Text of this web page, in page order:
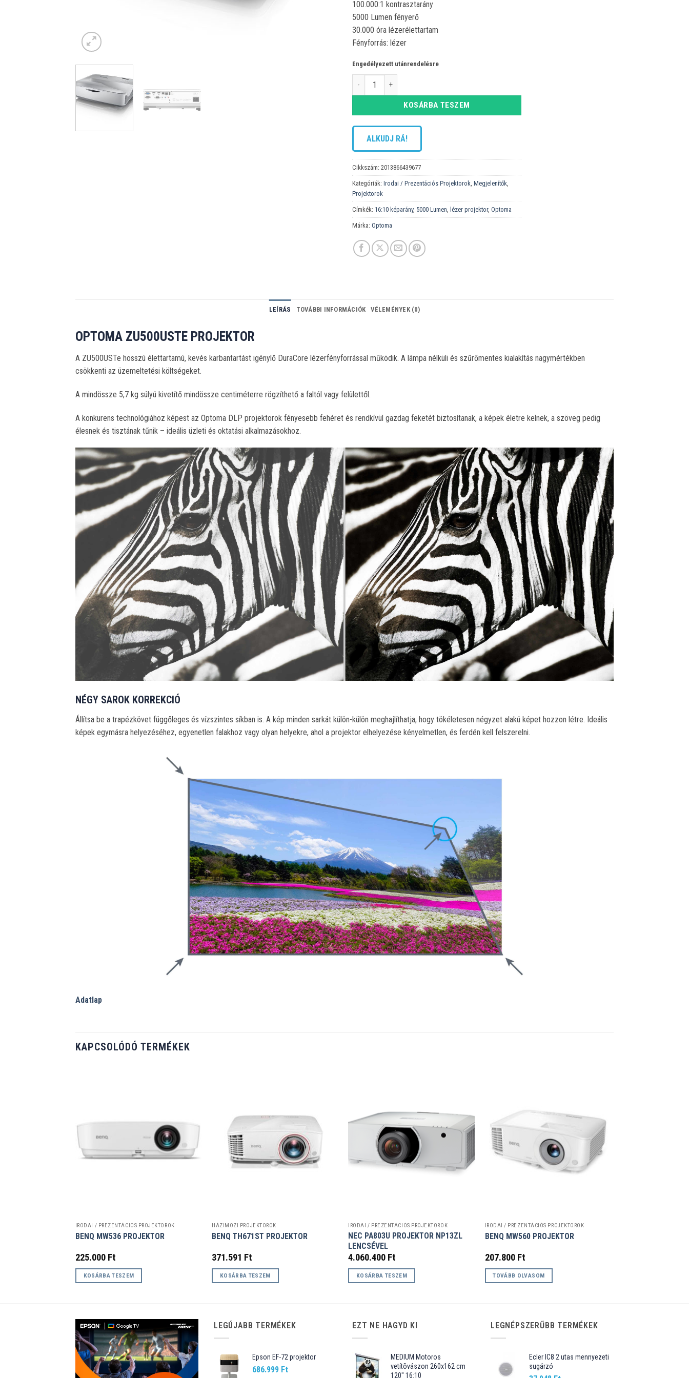
100.000:1 kontrasztarány
5000 Lumen fényerő
30.000 óra lézerélettartam
Fényforrás: lézer
Engedélyezett utánrendelésre
Optoma ZU500USTe projektor mennyiség
KOSÁRBA TESZEM
ALKUDJ RÁ!
Cikkszám: 2013866439677
Kategóriák: Irodai / Prezentációs Projektorok, Megjelenítők,
Projektorok
Címkék: 16:10 képarány, 5000 Lumen, lézer projektor, Optoma
Márka: Optoma
LEÍRÁS TOVÁBBI INFORMÁCIÓK VÉLEMÉNYEK (0)
OPTOMA ZU500USTE PROJEKTOR
A ZU500USTe hosszú élettartamú, kevés karbantartást igénylő DuraCore lézerfényforrással működik. A lámpa nélküli és szűrőmentes kialakítás nagymértékben
csökkenti az üzemeltetési költségeket.
A mindössze 5,7 kg súlyú kivetítő mindössze centiméterre rögzíthető a faltól vagy felülettől.
A konkurens technológiához képest az Optoma DLP projektorok fényesebb fehéret és rendkívül gazdag feketét biztosítanak, a képek életre kelnek, a szöveg pedig
élesnek és tisztának tűnik – ideális üzleti és oktatási alkalmazásokhoz.
NÉGY SAROK KORREKCIÓ
Állítsa be a trapézkövet függőleges és vízszintes síkban is. A kép minden sarkát külön-külön meghajlíthatja, hogy tökéletesen négyzet alakú képet hozzon létre. Ideális
képek egymásra helyezéséhez, egyenetlen falakhoz vagy olyan helyekre, ahol a projektor elhelyezése kényelmetlen, és ferdén kell felszerelni.
Adatlap
KAPCSOLÓDÓ TERMÉKEK
IRODAI / PREZENTÁCIÓS PROJEKTOROK
BENQ MW536 PROJEKTOR
225.000 Ft
KOSÁRBA TESZEM
HÁZIMOZI PROJEKTOROK
BENQ TH671ST PROJEKTOR
371.591 Ft
KOSÁRBA TESZEM
IRODAI / PREZENTÁCIÓS PROJEKTOROK
NEC PA803U PROJEKTOR NP13ZL
LENCSÉVEL
4.060.400 Ft
KOSÁRBA TESZEM
IRODAI / PREZENTÁCIÓS PROJEKTOROK
BENQ MW560 PROJEKTOR
207.800 Ft
TOVÁBB OLVASOM
LEGÚJABB TERMÉKEK
Epson EF-72 projektor
686.999 Ft
EZT NE HAGYD KI
MEDIUM Motoros
vetítõvászon 260x162 cm
120" 16:10
LEGNÉPSZERŰBB TERMÉKEK
Ecler IC8 2 utas mennyezeti
sugárzó